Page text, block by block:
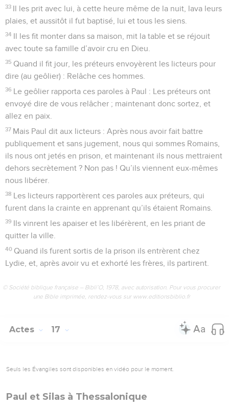
33 Il les prit avec lui, à cette heure même de la nuit, lava leurs
plaies, et aussitôt il fut baptisé, lui et tous les siens.
34 Il les fit monter dans sa maison, mit la table et se réjouit
avec toute sa famille d’avoir cru en Dieu.
35 Quand il fit jour, les préteurs envoyèrent les licteurs pour
dire (au geôlier) : Relâche ces hommes.
36 Le geôlier rapporta ces paroles à Paul : Les préteurs ont
envoyé dire de vous relâcher ; maintenant donc sortez, et
allez en paix.
37 Mais Paul dit aux licteurs : Après nous avoir fait battre
publiquement et sans jugement, nous qui sommes Romains,
ils nous ont jetés en prison, et maintenant ils nous mettraient
dehors secrètement ? Non pas ! Qu’ils viennent eux-mêmes
nous libérer.
38 Les licteurs rapportèrent ces paroles aux préteurs, qui
furent dans la crainte en apprenant qu’ils étaient Romains.
39 Ils vinrent les apaiser et les libérèrent, en les priant de
quitter la ville.
40 Quand ils furent sortis de la prison ils entrèrent chez
Lydie, et, après avoir vu et exhorté les frères, ils partirent.
© Société biblique française – Bibli’O, 1978, avec autorisation. Pour vous procurer
une Bible imprimée, rendez-vous sur www.editionsbiblio.fr
Actes 17
Seuls les Évangiles sont disponibles en vidéo pour le moment.
Paul et Silas à Thessalonique